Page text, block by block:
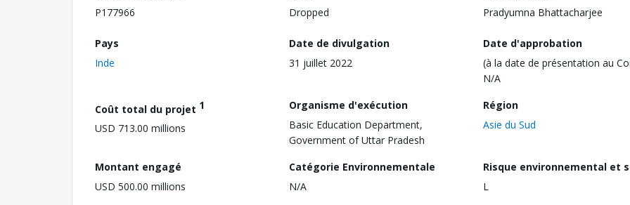
P177966
Dropped
Pradyumna Bhattacharjee
Pays
Inde
Date de divulgation
31 juillet 2022
Date d'approbation
(à la date de présentation au
N/A
Coût total du projet 1
USD 713.00 millions
Organisme d'exécution
Basic Education Department,
Government of Uttar Pradesh
Région
Asie du Sud
Montant engagé
USD 500.00 millions
Catégorie Environnementale
N/A
Risque environnemental et
L